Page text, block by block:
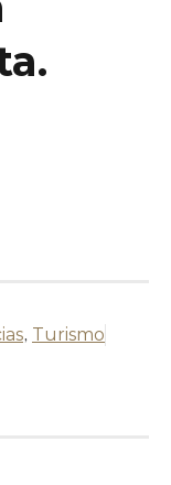
, Turismo